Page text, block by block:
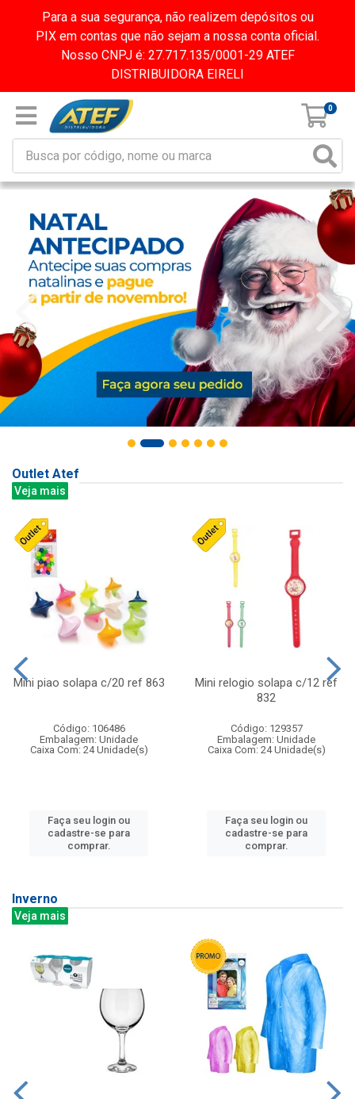
Para a sua segurança, não realizem depósitos ou
PIX em contas que não sejam a nossa conta oficial.
Nosso CNPJ é: 27.717.135/0001-29 ATEF
DISTRIBUIDORA EIRELI
0
Outlet Atef
Veja mais
Mini piao solapa c/20 ref 863
Código: 106486
Embalagem: Unidade
Caixa Com: 24 Unidade(s)
Faça seu login ou
cadastre-se para
comprar.
Mini relogio solapa c/12 ref
832
Código: 129357
Embalagem: Unidade
Caixa Com: 24 Unidade(s)
Faça seu login ou
cadastre-se para
comprar.
Inverno
Veja mais